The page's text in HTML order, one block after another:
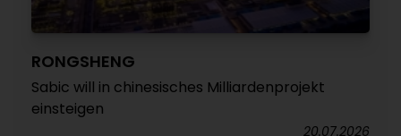
RONGSHENG
Sabic will in chinesisches Milliardenprojekt
einsteigen
20.07.2026